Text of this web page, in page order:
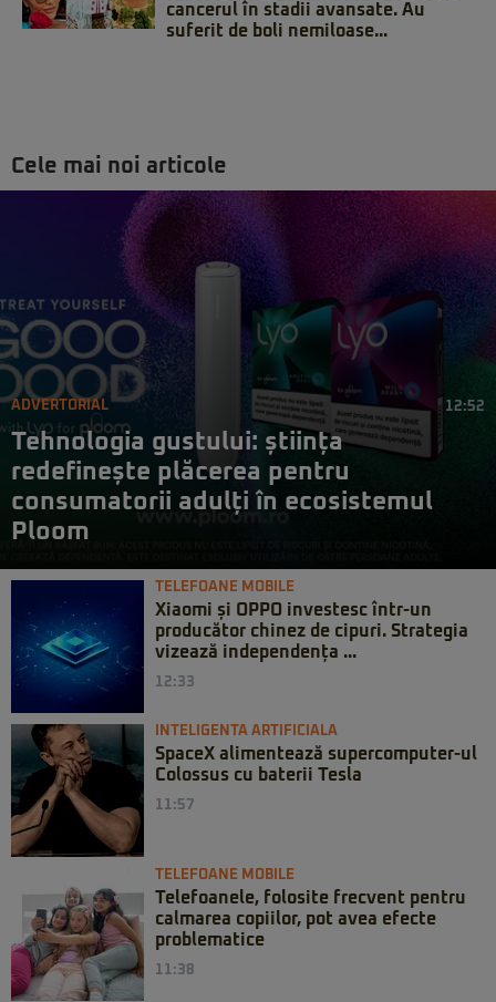
cancerul în stadii avansate. Au
suferit de boli nemiloase...
Cele mai noi articole
ADVERTORIAL 12:52
Tehnologia gustului: știința
redefinește plăcerea pentru
consumatorii adulți în ecosistemul
Ploom
TELEFOANE MOBILE
Xiaomi și OPPO investesc într-un
producător chinez de cipuri. Strategia
vizează independența ...
12:33
INTELIGENTA ARTIFICIALA
SpaceX alimentează supercomputer-ul
Colossus cu baterii Tesla
11:57
TELEFOANE MOBILE
Telefoanele, folosite frecvent pentru
calmarea copiilor, pot avea efecte
problematice
11:38